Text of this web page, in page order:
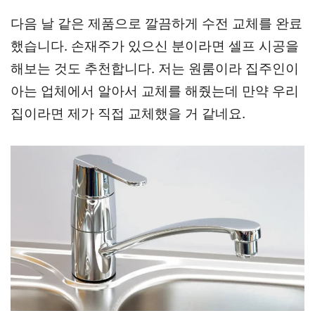
다음 날 같은 제품으로 깔끔하게 수전 교체를 완료
했습니다. 손재주가 있으신 분이라면 셀프 시공을
해보는 것도 추천합니다. 저는 원룸이라 집주인이
아는 업체에서 알아서 교체를 해줬는데 만약 우리
집이라면 제가 직접 교체했을 거 같네요.